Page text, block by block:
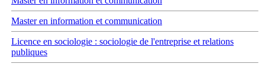
Master en information et communication
Licence en sociologie : sociologie de l'entreprise et relations
publiques